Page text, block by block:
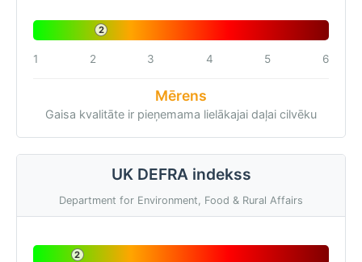
2
1 2 3 4 5 6
Mērens
Gaisa kvalitāte ir pieņemama lielākajai daļai cilvēku
UK DEFRA indekss
Department for Environment, Food & Rural Affairs
2